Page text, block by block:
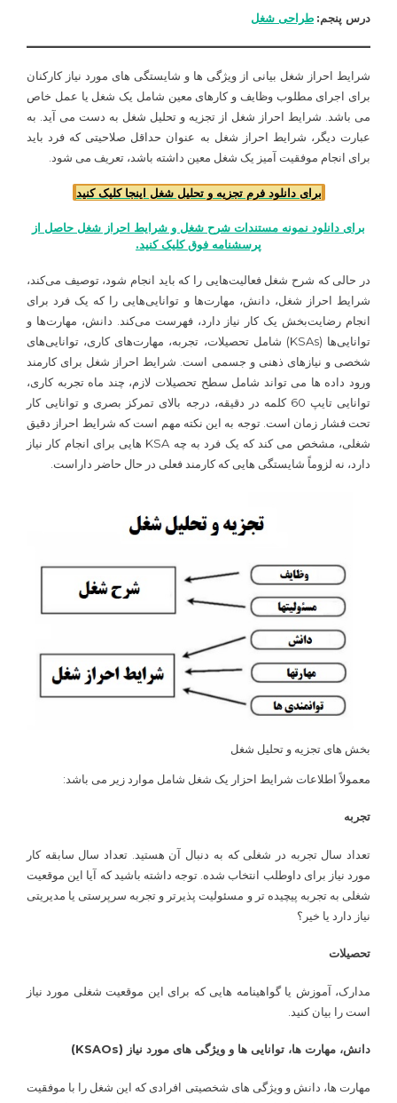
درس پنجم: طراحی شغل
شرایط احراز شغل بیانی از ویژگی ها و شایستگی های مورد نیاز کارکنان
برای اجرای مطلوب وظایف و کارهای معین شامل یک شغل یا عمل خاص
می باشد. شرایط احراز شغل از تجزیه و تحلیل شغل به دست می آید. به
عبارت دیگر، شرایط احراز شغل به عنوان حداقل صلاحیتی که فرد باید
برای انجام موفقیت آمیز یک شغل معین داشته باشد، تعریف می شود.
برای دانلود فرم تجزیه و تحلیل شغل اینجا کلیک کنید
برای دانلود نمونه مستندات شرح شغل و شرایط احراز شغل حاصل از
پرسشنامه فوق کلیک کنید.
در حالی که شرح شغل فعالیت‌هایی را که باید انجام شود، توصیف می‌کند،
شرایط احراز شغل، دانش، مهارت‌ها و توانایی‌هایی را که یک فرد برای
انجام رضایت‌بخش یک کار نیاز دارد، فهرست می‌کند. دانش، مهارت‌ها و
توانایی‌ها (KSAs) شامل تحصیلات، تجربه، مهارت‌های کاری، توانایی‌های
شخصی و نیازهای ذهنی و جسمی است. شرایط احراز شغل برای کارمند
ورود داده ها می تواند شامل سطح تحصیلات لازم، چند ماه تجربه کاری،
توانایی تایپ 60 کلمه در دقیقه، درجه بالای تمرکز بصری و توانایی کار
تحت فشار زمان است. توجه به این نکته مهم است که شرایط احراز دقیق
شغلی، مشخص می کند که یک فرد به چه KSA هایی برای انجام کار نیاز
دارد، نه لزوماً شایستگی هایی که کارمند فعلی در حال حاضر داراست.
بخش های تجزیه و تحلیل شغل
معمولاً اطلاعات شرایط احزار یک شغل شامل موارد زیر می باشد:
تجربه
تعداد سال تجربه در شغلی که به دنبال آن هستید. تعداد سال سابقه کار
مورد نیاز برای داوطلب انتخاب شده. توجه داشته باشید که آیا این موقعیت
شغلی به تجربه پیچیده تر و مسئولیت پذیرتر و تجربه سرپرستی یا مدیریتی
نیاز دارد یا خیر؟
تحصیلات
مدارک، آموزش یا گواهینامه هایی که برای این موقعیت شغلی مورد نیاز
است را بیان کنید.
دانش، مهارت ها، توانایی ها و ویژگی های مورد نیاز (KSAOs
)
مهارت ها، دانش و ویژگی های شخصیتی افرادی که این شغل را با موفقیت